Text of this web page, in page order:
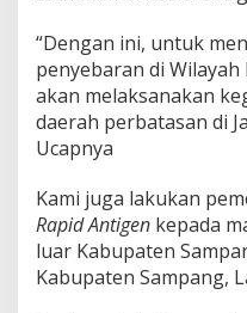
“Dengan ini, untuk
penyebaran di
akan melaksanakan
daerah perbatasan di
Ucapnya
Kami juga lakukan
Rapid Antigen kepada
luar Kabupaten
Kabupaten Sampang,